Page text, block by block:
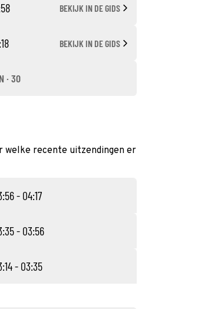
BEKIJK IN DE GIDS
BEKIJK IN DE GIDS
· 30
welke recente uitzendingen er
- 04:17
- 03:56
- 03:35